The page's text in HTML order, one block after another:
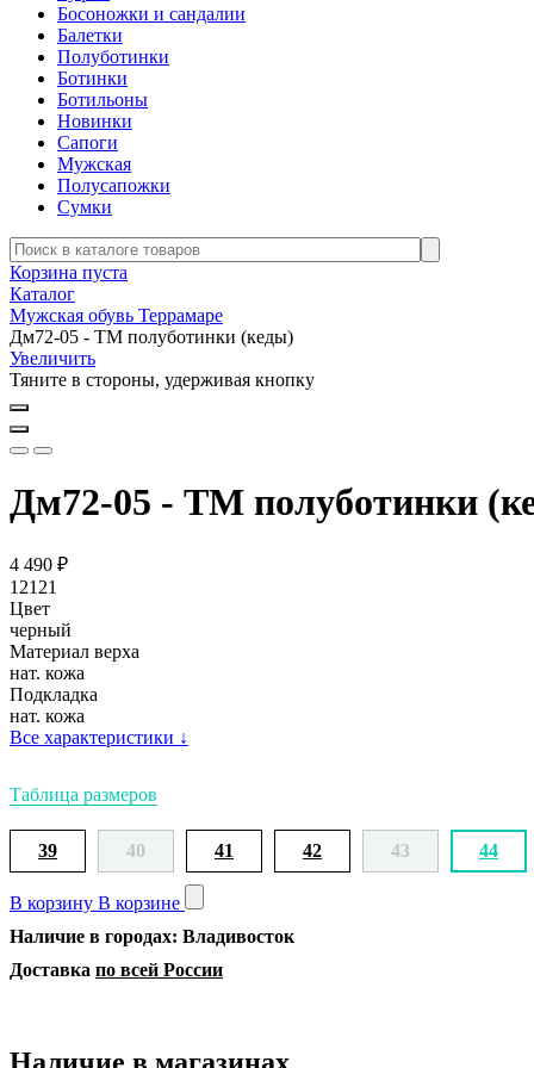
Босоножки и сандалии
Балетки
Полуботинки
Ботинки
Ботильоны
Новинки
Сапоги
Мужская
Полусапожки
Сумки
Корзина пуста
Каталог
Мужская обувь Террамаре
Дм72-05 - ТМ полуботинки (кеды)
Увеличить
Тяните в стороны, удерживая кнопку
Дм72-05 - ТМ полуботинки
4 490 ₽
12121
Цвет
черный
Материал верха
нат. кожа
Подкладка
нат. кожа
Все характеристики ↓
Таблица размеров
39 40 41 42 43 44
В корзину В корзине
Наличие в городах: Владивосток
Доставка по всей России
Наличие в магазинах